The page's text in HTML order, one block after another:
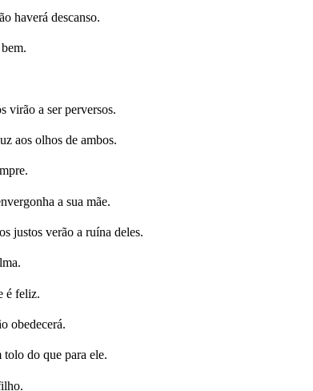
haverá descanso.
virão a ser perversos.
aos olhos de ambos.
a sua mãe.
justos verão a ruína deles.
é feliz.
obedecerá.
do que para ele.